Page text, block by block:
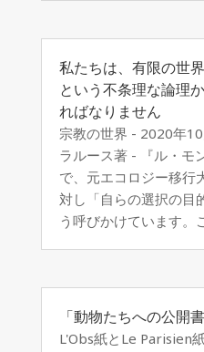
私たちは、有限の世
という不条理な論理
ればなりません
宗教の世界 - 2020年
ラルース著 - 『ル・モ
で、元エコロジー移行
対し「自らの選択の目
う呼びかけています
「動物たちへの公開書
L'Obs紙とLe Parisien